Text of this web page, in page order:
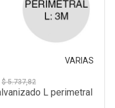
VARIAS
$ 5.737,82
L perimetral